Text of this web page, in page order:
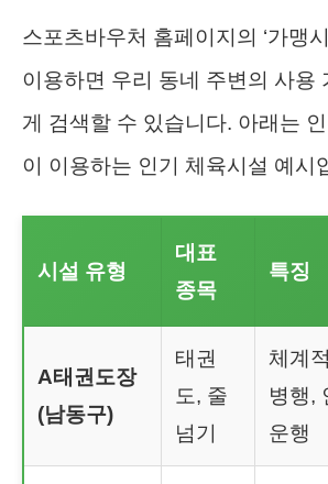
스포츠바우처 홈페이지의 ‘가맹
이용하면 우리 동네 주변의 사용
게 검색할 수 있습니다. 아래는
이 이용하는 인기 체육시설 예시
시설 유형
대표
종목
특징
A태권도장
(남동구)
태권
도, 줄
넘기
체계
병행,
운행